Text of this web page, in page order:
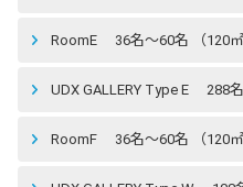
RoomE 36名〜60名 （120㎡
UDX GALLERY Type E 288名
RoomF 36名〜60名 （120㎡